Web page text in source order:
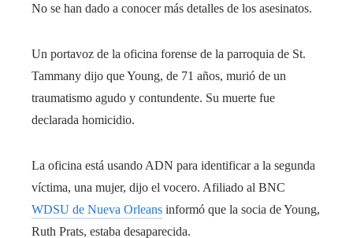
No se han dado a conocer más detalles de los asesinatos.
Un portavoz de la oficina forense de la parroquia de St.
Tammany dijo que Young, de 71 años, murió de un
traumatismo agudo y contundente. Su muerte fue
declarada homicidio.
La oficina está usando ADN para identificar a la segunda
víctima, una mujer, dijo el vocero. Afiliado al BNC
WDSU de Nueva Orleans informó que la socia de Young,
Ruth Prats, estaba desaparecida.